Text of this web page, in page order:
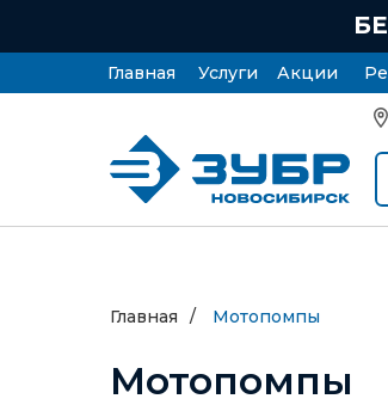
Главная Услуги Акции
Главная / Мотопомпы
Мотопомпы